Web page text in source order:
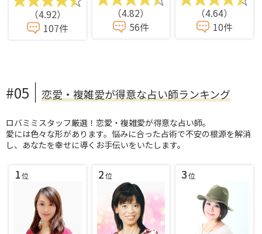
（4.92）
107件
（4.82）
56件
（4.64）
10件
#05 恋愛・複雑愛が得意な占い師ランキング
ロバミミスタッフ厳選！恋愛・複雑愛が得意な占い師。
愛には色々な形があります。悩みに合った占術で不安の根源を解消
し、あなたを幸せに導くお手伝いをいたします。
1位 2位 3位